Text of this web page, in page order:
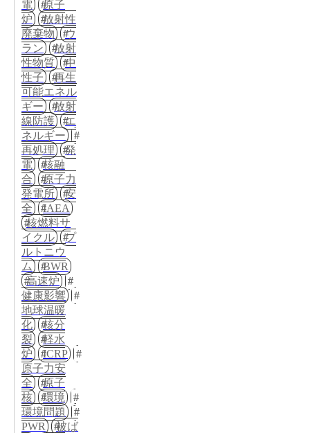
電
原子
炉
放射性
廃棄物
ウ
ラン
放射
性物質
中
性子
再生
可能エネル
ギー
放射
線防護
エ
ネルギー
再処理
発
電
核融
合
原子力
発電所
安
全
IAEA
核燃料サ
イクル
プ
ルトニウ
ム
BWR
高速炉
健康影響
地球温暖
化
核分
裂
軽水
炉
ICRP
原子力安
全
原子
核
環境
環境問題
PWR
被ば